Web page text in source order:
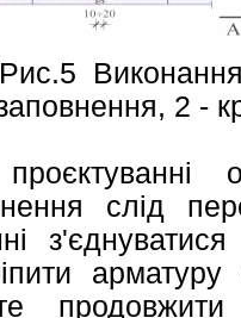
Рис.5 Виконання
2 -
слід